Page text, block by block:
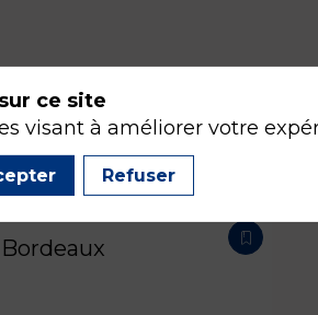
ce site
visant à améliorer votre
Refuser